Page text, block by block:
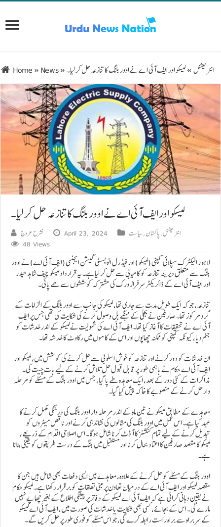
Home » News» انٹرنیشنل»لیسکو اور ایف آئی اے نے اوور بلنگ کا تنازعہ حل کر لیا۔
لیسکو اور ایف آئی اے نے اوور بلنگ کا تنازعہ حل کر لیا۔
نشرح عروج April 23, 2024 انٹرنیشنل,پاکستان,سیاست
48 Views
لاہور الیکٹرک سپلائی کمپنی (لیسکو) اور فیڈرل انویسٹی گیشن ایجنسی (ایف آئی اے) نے اوور
بلنگ سے متعلق دیرینہ تنازعہ کو کامیابی سے حل کر لیا ہے۔ یہ قرارداد لیسکو چیف شاہد حیدر
اور ایف آئی اے کے ڈائریکٹر سرفراز ورک کی مشترکہ کوششوں سے طے پائی۔
تنازعہ، جو کہ ایک طویل مدت سے جاری تھا، لیسکو کی جانب سے اوور بلنگ کے الزامات کے
گرد مرکوز تھا۔ صارفین نے بجلی کے مہنگے بل وصول کرنے کی شکایت کی تھی جس پر ایف
آئی اے نے تحقیقات کا آغاز کیا تھا۔ ایف آئی اے کی شمولیت نے لیسکو کے اندر خدشات کو
جنم دیا، کیونکہ کمپنی کو ممکنہ چھاپوں اور اس کے کاموں میں رکاوٹ کا خدشہ تھا۔
ان خدشات کو دور کرنے اور تنازعہ کو خوش اسلوبی سے حل کرنے کی کوشش میں، لیسکو اور
ایف آئی اے حکام نے باہمی طور پر قابل قبول حل تلاش کرنے کے لیے بات چیت کی۔
مذاکرات کے کئی دور کے بعد، ایک معاہدہ طے پا گیا، جس میں اوور بلنگ کے مسئلے کو مرحلہ
وار حل کرنے کے منصوبے کا خاکہ پیش کیا گیا۔
معاہدے کے مطابق لیسکو نے تین ماہ کے اندر مرحلہ وار اوور بلنگ کی درستگی مکمل کرنے کا
عہد کیا ہے۔ اس عمل میں اوور بلنگ کی مثالوں کی نشاندہی کرنے اور ناقص میٹروں کو
تبدیل کرنے کے لیے تمام کنکشنز کا آڈٹ کرنا شامل ہوگا۔ اس اصلاحی اقدام کے ذریعے،
لیسکو کا مقصد صارفین کا اعتماد بحال کرنا اور مستقبل میں بلنگ کے درست طریقوں کو یقینی بنانا
ہے۔
اوور بلنگ کے مسئلے کو حل کرنے کے علاوہ، معاہدے میں ایسی دفعات بھی شامل ہیں جن کا
مقصد لیسکو اور ایف آئی اے کے درمیان تعاون پر مبنی تعلقات کو برقرار رکھنا ہے۔ لیسکو حکام
نے یقین دہانی کرائی ہے کہ ایف آئی اے لیسکو کے دفاتر پر پیشگی اطلاع کے بغیر چھاپے نہیں
مارے گی۔ اس کے بجائے، کسی بھی شکایت یا خدشات کی صورت میں، ایف آئی اے لیسکو
کے سربراہ سے براہ راست رابطہ کرے گی، جو اس مسئلے کو فوری طور پر حل کریں گے۔